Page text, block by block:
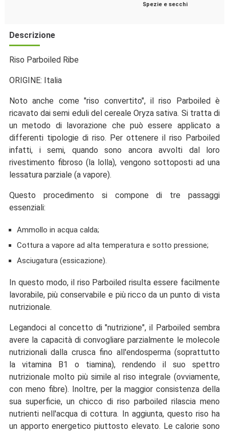
Spezie e secchi
Descrizione
Riso Parboiled Ribe
ORIGINE: Italia
Noto anche come "riso convertito", il riso Parboiled è
ricavato dai semi eduli del cereale Oryza sativa. Si tratta di
un metodo di lavorazione che può essere applicato a
differenti tipologie di riso. Per ottenere il riso Parboiled
infatti, i semi, quando sono ancora avvolti dal loro
rivestimento fibroso (la lolla), vengono sottoposti ad una
lessatura parziale (a vapore).
Questo procedimento si compone di tre passaggi
essenziali:
Ammollo in acqua calda;
Cottura a vapore ad alta temperatura e sotto pressione;
Asciugatura (essicazione).
In questo modo, il riso Parboiled risulta essere facilmente
lavorabile, più conservabile e più ricco da un punto di vista
nutrizionale.
Legandoci al concetto di "nutrizione", il Parboiled sembra
avere la capacità di convogliare parzialmente le molecole
nutrizionali dalla crusca fino all'endosperma (soprattutto
la vitamina B1 o tiamina), rendendo il suo spettro
nutrizionale molto più simile al riso integrale (ovviamente,
con meno fibre). Inoltre, per la maggior consistenza della
sua superficie, un chicco di riso parboiled rilascia meno
nutrienti nell'acqua di cottura. In aggiunta, questo riso ha
un apporto energetico piuttosto elevato. Le calorie sono